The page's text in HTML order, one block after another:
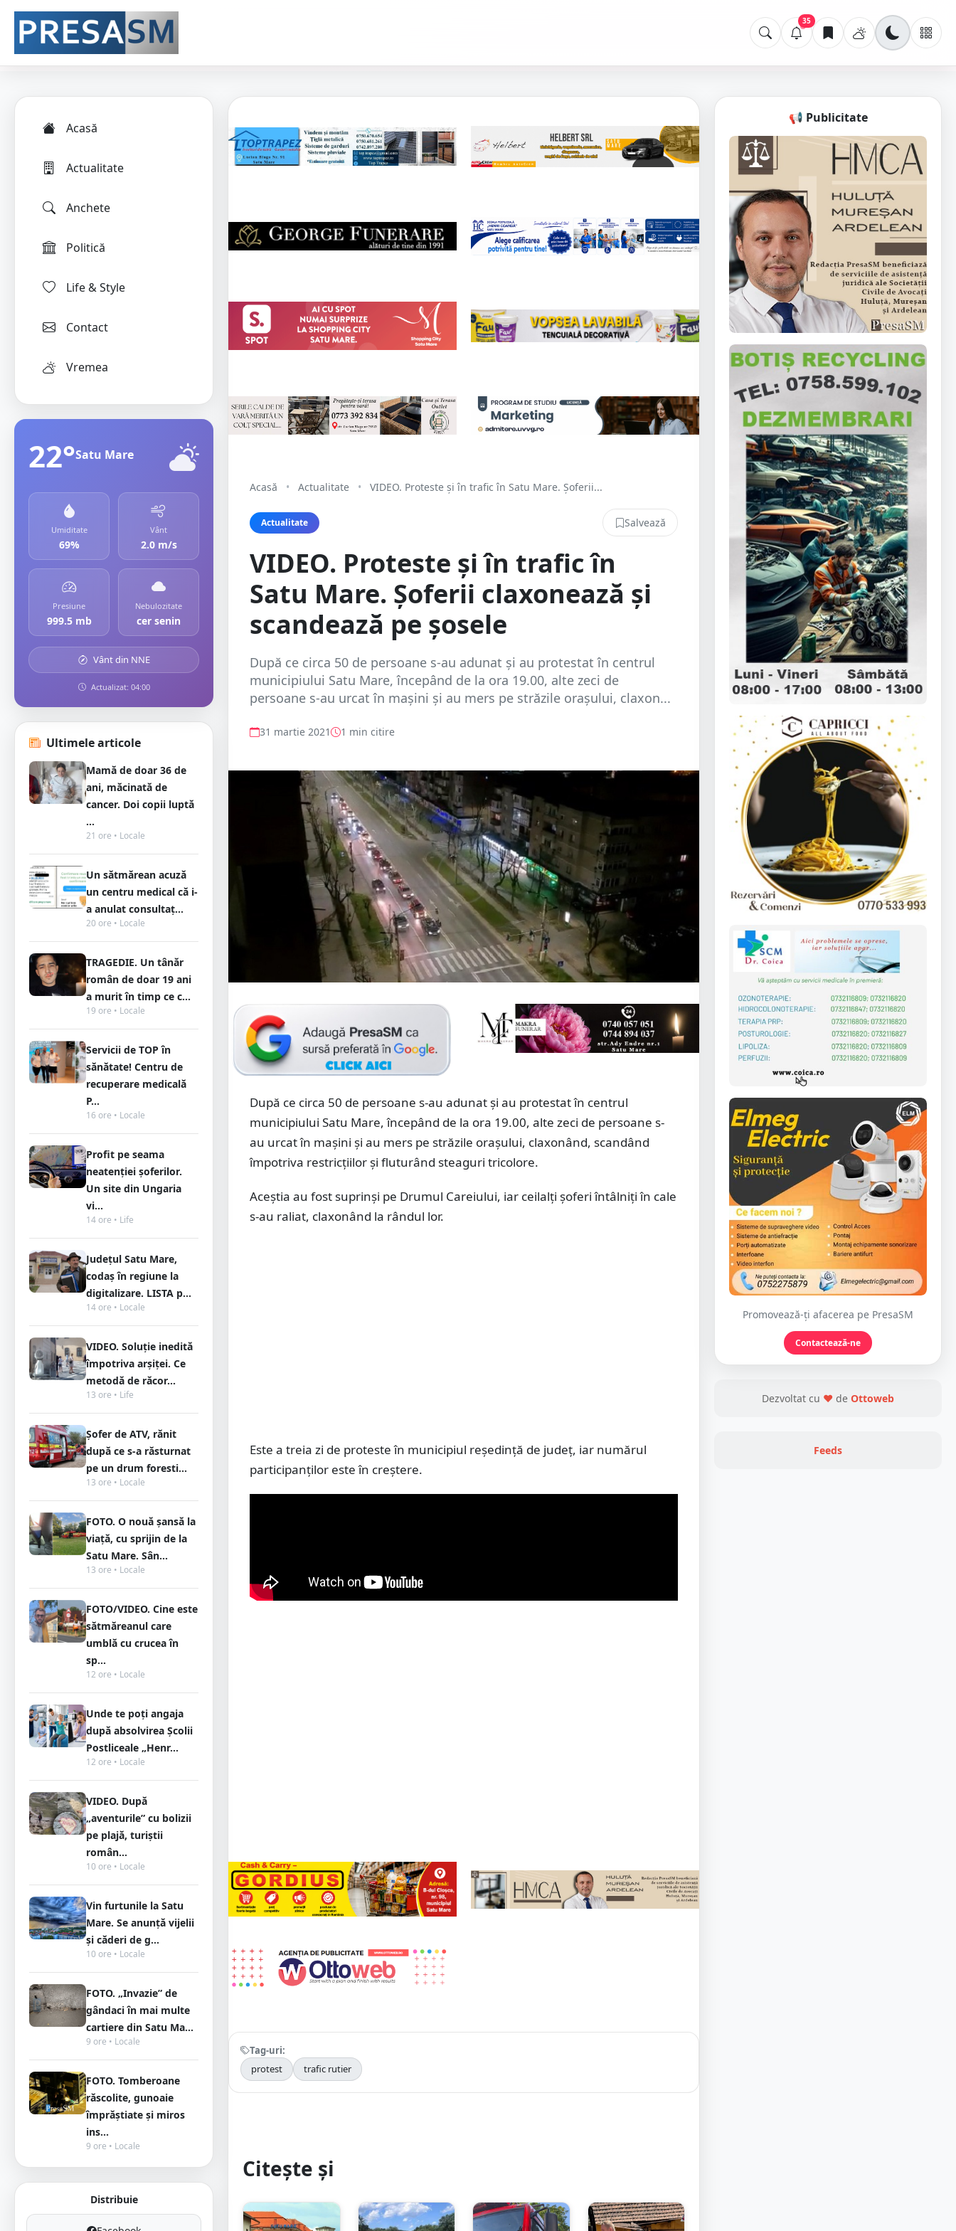
35
Acasă
Actualitate
Anchete
Politică
Life & Style
Contact
Vremea
22°Satu Mare
Umiditate
69%
Vânt
2.0 m/s
Presiune
999.5 mb
Nebulozitate
cer senin
Vânt din NNE
Actualizat: 04:00
Ultimele articole
Mamă de doar 36 de
ani, măcinată de
cancer. Doi copii luptă
...
21 ore • Locale
Un sătmărean acuză
un centru medical că i-
a anulat consultaț...
20 ore • Locale
TRAGEDIE. Un tânăr
român de doar 19 ani
a murit în timp ce c...
19 ore • Locale
Servicii de TOP în
sănătate! Centru de
recuperare medicală
P...
16 ore • Locale
Profit pe seama
neatenției șoferilor.
Un site din Ungaria
vi...
14 ore • Life
Județul Satu Mare,
codaș în regiune la
digitalizare. LISTA p...
14 ore • Locale
VIDEO. Soluție inedită
împotriva arșiței. Ce
metodă de răcor...
13 ore • Life
Șofer de ATV, rănit
după ce s-a răsturnat
pe un drum foresti...
13 ore • Locale
FOTO. O nouă șansă la
viață, cu sprijin de la
Satu Mare. Sân...
13 ore • Locale
FOTO/VIDEO. Cine este
sătmăreanul care
umblă cu crucea în
sp...
12 ore • Locale
Unde te poți angaja
după absolvirea Școlii
Postliceale „Henr...
12 ore • Locale
VIDEO. După
„aventurile” cu bolizii
pe plajă, turiștii
român...
10 ore • Locale
Vin furtunile la Satu
Mare. Se anunță vijelii
și căderi de g...
10 ore • Locale
FOTO. „Invazie” de
gândaci în mai multe
cartiere din Satu Ma...
9 ore • Locale
FOTO. Tomberoane
răscolite, gunoaie
împrăștiate și miros
ins...
9 ore • Locale
Distribuie
Acasă • Actualitate • VIDEO. Proteste și în trafic în Satu Mare. Șoferii...
Actualitate Salvează
VIDEO. Proteste și în trafic în
Satu Mare. Șoferii claxonează și
scandează pe șosele
După ce circa 50 de persoane s-au adunat și au protestat în centrul
municipiului Satu Mare, începând de la ora 19.00, alte zeci de
persoane s-au urcat în mașini și au mers pe străzile orașului, claxon...
31 martie 2021 1 min citire
După ce circa 50 de persoane s-au adunat și au protestat în centrul
municipiului Satu Mare, începând de la ora 19.00, alte zeci de persoane s-
au urcat în mașini și au mers pe străzile orașului, claxonând, scandând
împotriva restricțiilor și fluturând steaguri tricolore.
Aceștia au fost suprinși pe Drumul Careiului, iar ceilalți șoferi întâlniți în cale
s-au raliat, claxonând la rândul lor.
Este a treia zi de proteste în municipiul reședință de județ, iar numărul
participanților este în creștere.
Tag-uri:
protest
trafic rutier
Citește și
📢 Publicitate
Promovează-ți afacerea pe PresaSM
Contactează-ne
Dezvoltat cu ❤ de Ottoweb
Feeds